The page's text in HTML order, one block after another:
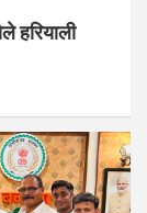
हरियाली